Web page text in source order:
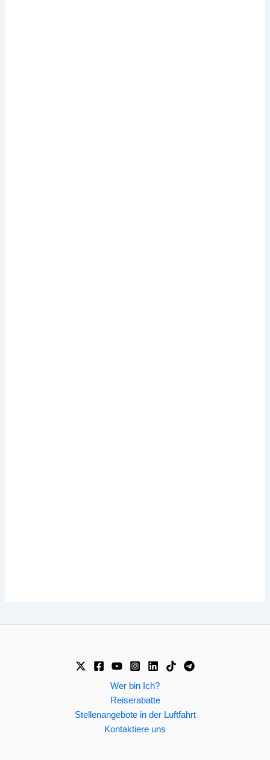
Wer bin Ich?
Reiserabatte
Stellenangebote in der Luftfahrt
Kontaktiere uns